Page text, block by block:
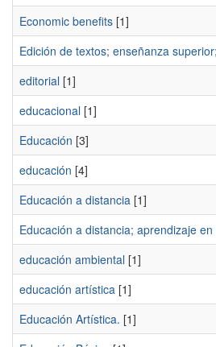
Economic benefits [1]
Edición de textos; enseñanza
editorial [1]
educacional [1]
Educación [3]
educación [4]
Educación a distancia [1]
Educación a distancia; aprendizaje
educación ambiental [1]
educación artística [1]
Educación Artística. [1]